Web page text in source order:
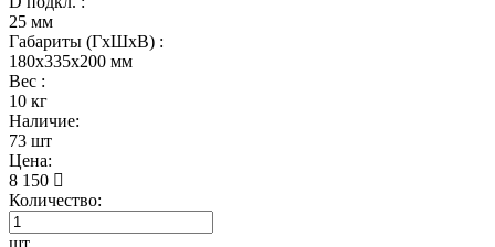
25 мм
Габариты (ГхШхВ) :
180x335x200 мм
Вес :
10 кг
Наличие:
73 шт
Цена:
8 150
Количество:
шт